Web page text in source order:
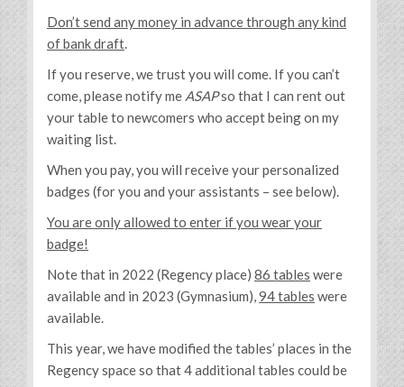
Don’t send any money in advance through any kind
of bank draft
If you reserve, we trust you will come. If you can’t
come, please notify me ASAPso that I can rent out
your table to newcomers who accept being on my
waiting list.
When you pay, you will receive your personalized
badges (for you and your assistants – see below).
You are only allowed to enter if you wear your
badge!
Note that in 2022 (Regency place) 86 tables were
available and in 2023 (Gymnasium), 94 tables were
available.
This year, we have modified the tables’ places in the
Regency space so that 4 additional tables could be